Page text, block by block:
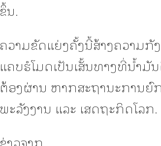
ຂຶ້ນ.
ຄວາມຂັດແຍ່ງຄັ້ງນີ້ສ້າງຄວາມກັ
ແຄບຮໍໂມດເປັນເສັ້ນທາງທີ່ນ້ຳມັ
ຕ້ອງຜ່ານ ຫາກສະຖານະການຍົ
ພະລັງງານ ແລະ ເສດຖະກິດໂລກ.